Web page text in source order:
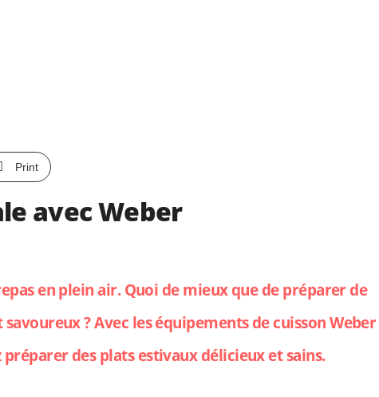
Print
avec Weber
en plein air. Quoi de mieux que de préparer de
? Avec les équipements de cuisson Weber
des plats estivaux délicieux et sains.